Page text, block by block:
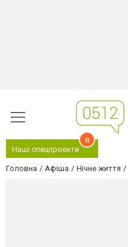
Наші спецпроєкти
8
Головна Афіша Нічне життя